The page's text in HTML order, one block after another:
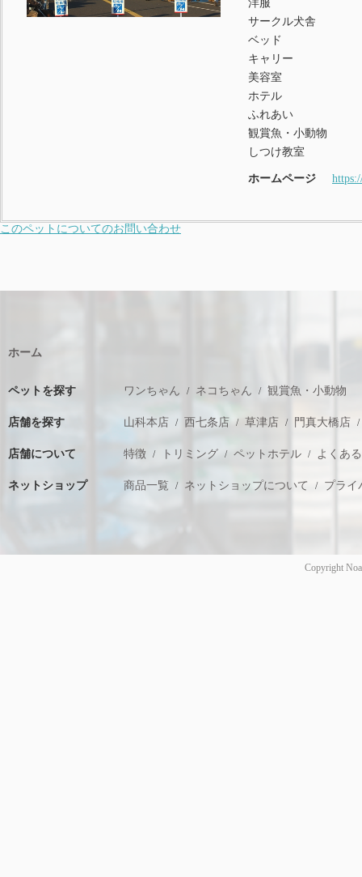
サークル犬舎
ベッド
キャリー
美容室
ホテル
ふれあい
観賞魚・小動物
しつけ教室
ホームページ
このペットについてのお問い合わせ
ホーム
ペットを探す ワンちゃん ネコちゃん 観賞魚・小動物
店舗を探す 山科本店 西七条店 草津店 門真大橋店
店舗について 特徴 トリミング ペットホテル よくあ
ネットショップ 商品一覧 ネットショップについて プライ
Copyright